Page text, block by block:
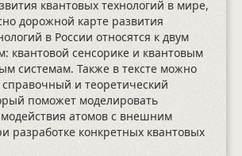
квантовых технологий в мире,
дорожной карте развития
в России относятся к двум
квантовой сенсорике и квантовым
системам. Также в тексте можно
и теоретический
поможет моделировать
атомов с внешним
разработке конкретных квантовых